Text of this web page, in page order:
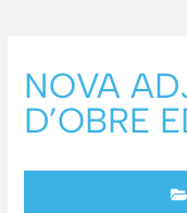
NOVA
D’OBRE